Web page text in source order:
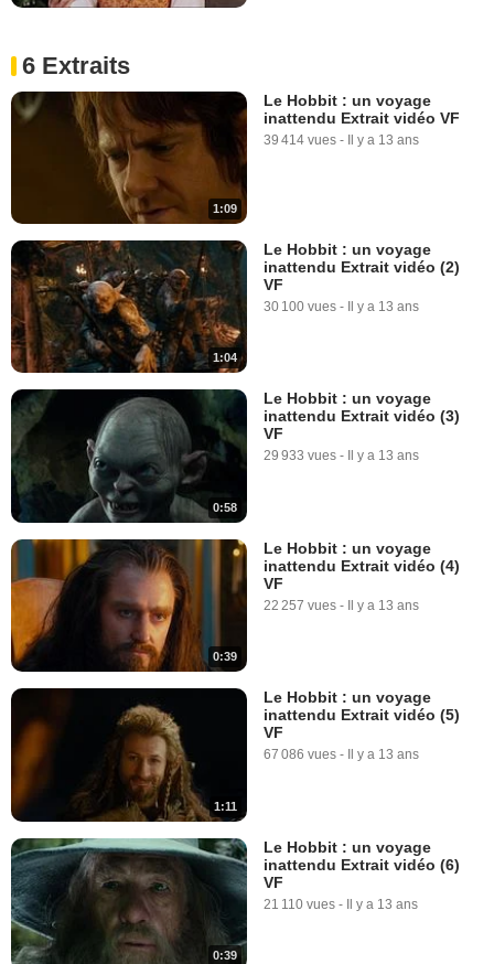
6 Extraits
1:09
Le Hobbit : un voyage
inattendu Extrait vidéo VF
39 414 vues - Il y a 13 ans
1:04
Le Hobbit : un voyage
inattendu Extrait vidéo (2)
VF
30 100 vues - Il y a 13 ans
0:58
Le Hobbit : un voyage
inattendu Extrait vidéo (3)
VF
29 933 vues - Il y a 13 ans
0:39
Le Hobbit : un voyage
inattendu Extrait vidéo (4)
VF
22 257 vues - Il y a 13 ans
1:11
Le Hobbit : un voyage
inattendu Extrait vidéo (5)
VF
67 086 vues - Il y a 13 ans
0:39
Le Hobbit : un voyage
inattendu Extrait vidéo (6)
VF
21 110 vues - Il y a 13 ans